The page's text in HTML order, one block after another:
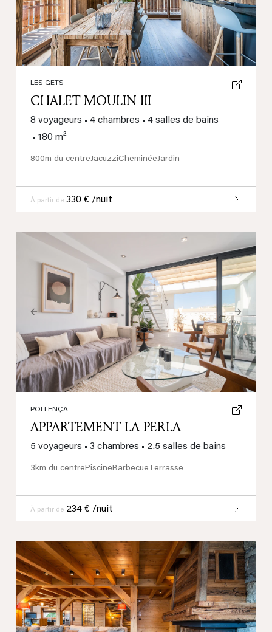
Previous Next
POLLENÇA
APPARTEMENT LA PERLA
5 voyageurs • 3 chambres • 2.5 salles de bains
3km du centre Piscine BarbecueTerrasse
À partir de 234 € /nuit
LES GETS
CHALET MOULIN III
8 voyageurs • 4 chambres • 4 salles de bains
• 180 m²
800m du centreJacuzziCheminéeJardin
À partir de 330 € /nuit
Previous Next